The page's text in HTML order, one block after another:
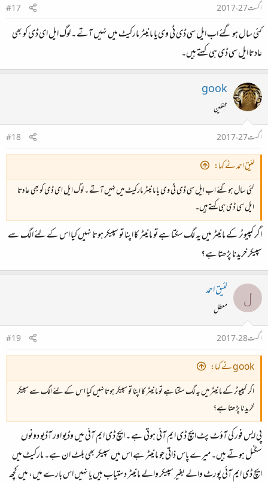
اگست 27، 2017
#17
کئی سال ہوگئے اب ایل سی ڈی ٹی وی یا مانیٹر مارکیٹ میں نہیں آتے ۔ لوگ ایل ای ڈی کو بھی
عادتا ایل سی ڈی ہی کہتے ہیں۔
gook
محفلین
اگست 27، 2017
#18
لئیق احمد نے کہا:
کئی سال ہوگئے اب ایل سی ڈی ٹی وی یا مانیٹر مارکیٹ میں نہیں آتے ۔ لوگ ایل ای ڈی کو بھی عادتا
ایل سی ڈی ہی کہتے ہیں۔
اگر کمپیوٹر کے مانیٹر میں یہ لگ سکتا ہے تو مانیٹر کا اپنا تو سپیکر ہوتا نہیں کیا اس کے لئے الگ سے
سپیکر خریدنا پڑھتا ہے؟
ل لئیق احمد
معطل
اگست 28، 2017
#19
gook نے کہا:
اگر کمپیوٹر کے مانیٹر میں یہ لگ سکتا ہے تو مانیٹر کا اپنا تو سپیکر ہوتا نہیں کیا اس کے لئے الگ سے سپیکر
خریدنا پڑھتا ہے؟
پی ایس فور کی آؤٹ پٹ ایچ ڈی ایم آئی ہوتی ہے ۔ ایچ ڈی ایم آئی میں وڈیو اور آڈیو دونوں
سگنل ہوتے ہیں۔ میرے پاس ذاتی جو مانیٹر ہے اس میں سپیکر بھی بلٹ ان ہے۔ مارکیٹ میں
ایچ ڈی ایم آئی پورٹ والے بغیر سپیکر والے مانیٹر دستیاب ہیں یا نہیں اس بارے میں، میں کچھ